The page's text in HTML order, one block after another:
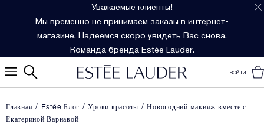
Уважаемые клиенты!
Мы временно не принимаем заказы в интернет-
магазине. Надеемся скоро увидеть Вас снова.
Команда бренда Estée Lauder.
ВОЙТИ
Главная Estée Блог Уроки красоты
Новогодний макияж вместе с
Екатериной Варнавой